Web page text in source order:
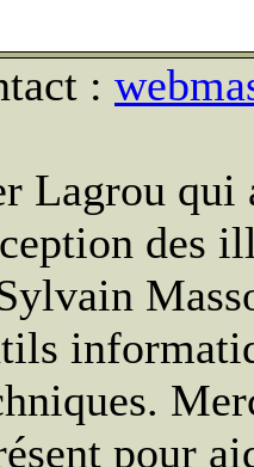
:
Lagrou qui
des
pour